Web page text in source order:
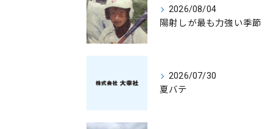
2026/08/04
陽射しが最も力強い季節
2026/07/30
夏バテ